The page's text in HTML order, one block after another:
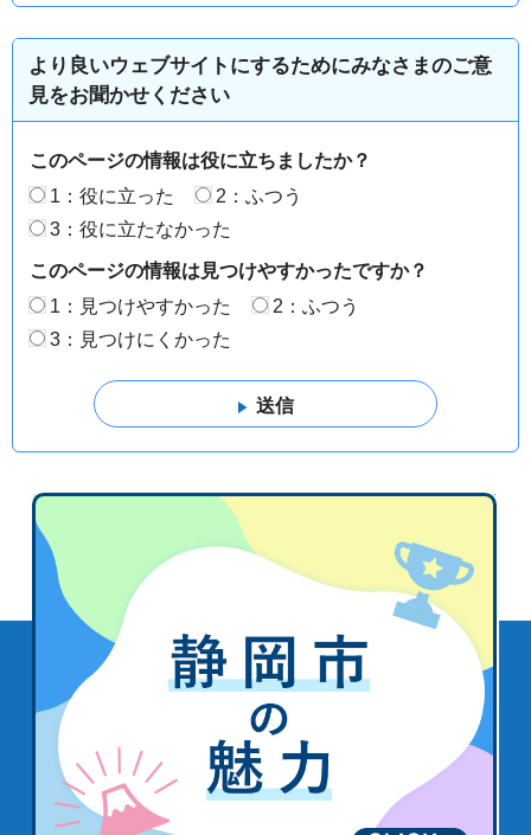
より良いウェブサイトにするためにみなさまのご意
見をお聞かせください
このページの情報は役に立ちましたか？
1：役に立った
2：ふつう
3：役に立たなかった
このページの情報は見つけやすかったですか？
1：見つけやすかった
2：ふつう
3：見つけにくかった